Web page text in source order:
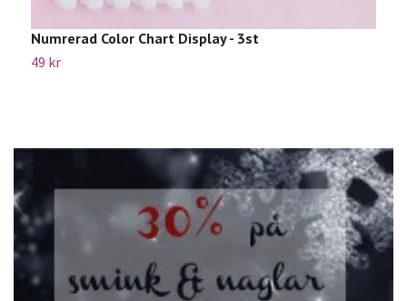
Numrerad Color Chart Display - 3st
49 kr